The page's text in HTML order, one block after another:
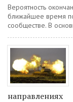
Вероятность
ближайшее время
сообществе. В
направлениях